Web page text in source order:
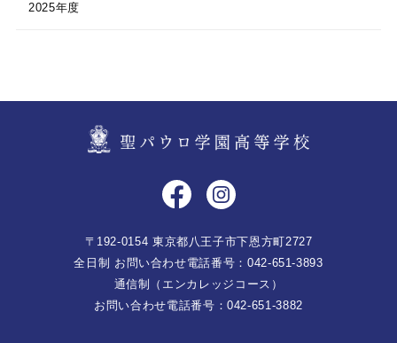
2025年度
〒192-0154 東京都八王子市下恩方町2727
全日制 お問い合わせ電話番号：042-651-3893
通信制（エンカレッジコース）
お問い合わせ電話番号：042-651-3882